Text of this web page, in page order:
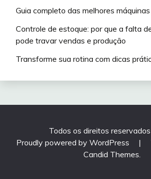
Guia completo das melhores
Controle de estoque: por que a falta
pode travar vendas e produção
Transforme sua rotina com dicas
Todos os direitos
Proudly powered by WordPress
|
Candid Themes